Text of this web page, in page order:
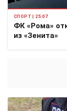
СПОРТ | 25.07
ФК «Рома»
из «Зенита»